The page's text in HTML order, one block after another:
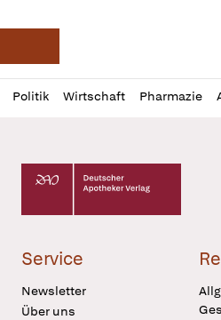
Deutsche Apotheker
Politik Wirtschaft Pharmazie
Profil
öffnen
Daz
Pur
Deutscher Apotheker Verlag
Service
Newsletter
Über uns